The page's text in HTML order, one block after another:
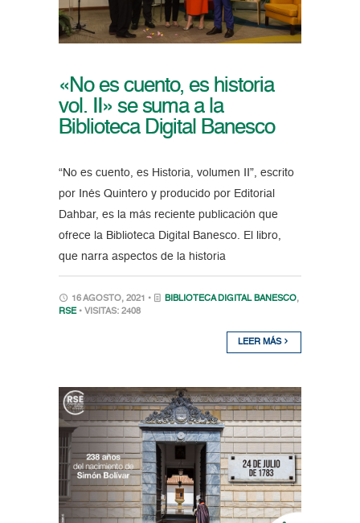
«No es cuento, es historia
vol. II» se suma a la
Biblioteca Digital Banesco
“No es cuento, es Historia, volumen II”, escrito
por Inés Quintero y producido por Editorial
Dahbar, es la más reciente publicación que
ofrece la Biblioteca Digital Banesco. El libro,
que narra aspectos de la historia
16 AGOSTO, 2021 • BIBLIOTECA DIGITAL BANESCO,
RSE • VISITAS: 2408
LEER MÁS